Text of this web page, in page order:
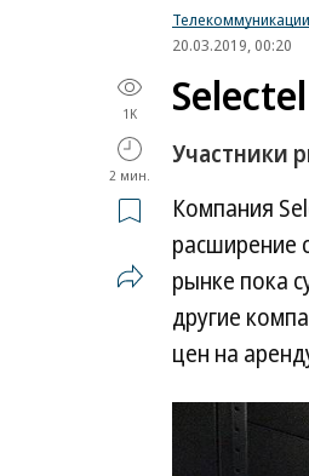
Телекоммуникации
20.03.2019, 00:20
1K
2 мин.
Участники
Компания
расширение
рынке пока
другие
цен на